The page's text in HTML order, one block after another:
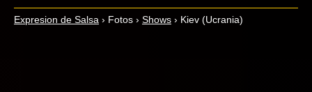
Expresion de Salsa › Fotos › Shows › Kiev (Ucrania)